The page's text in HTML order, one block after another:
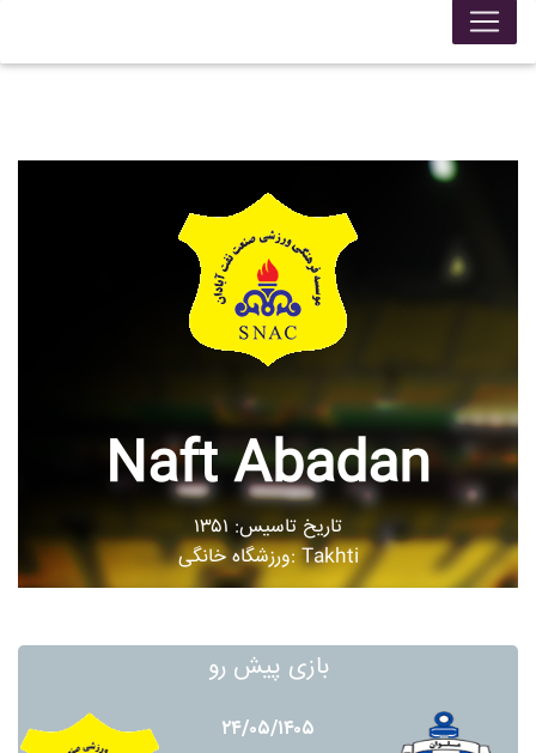
Naft Abadan
تاریخ تاسیس: ۱۳۵۱
ورزشگاه خانگی: Takhti
بازی پیش رو
۲۴/۰۵/۱۴۰۵